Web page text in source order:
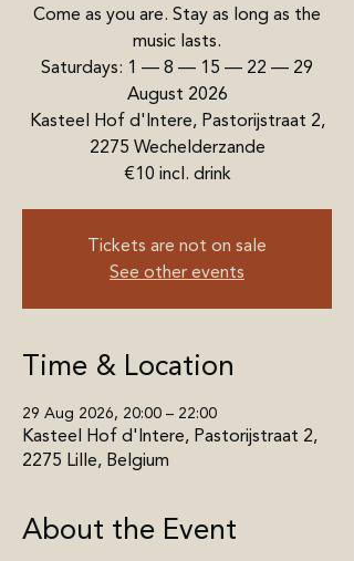
Come as you are. Stay as long as the
music lasts.
Saturdays: 1 — 8 — 15 — 22 — 29
August 2026
Kasteel Hof d'Intere, Pastorijstraat 2,
2275 Wechelderzande
€10 incl. drink
Tickets are not on sale
See other events
Time & Location
29 Aug 2026, 20:00 – 22:00
Kasteel Hof d'Intere, Pastorijstraat 2,
2275 Lille, Belgium
About the Event